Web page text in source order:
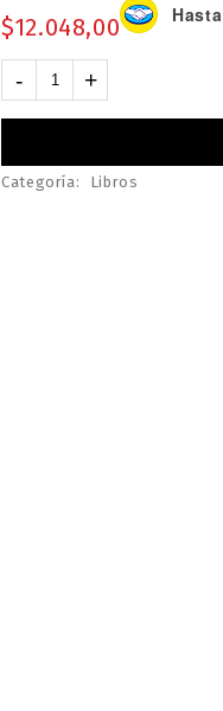
$12.048,00
Categoría: Libros